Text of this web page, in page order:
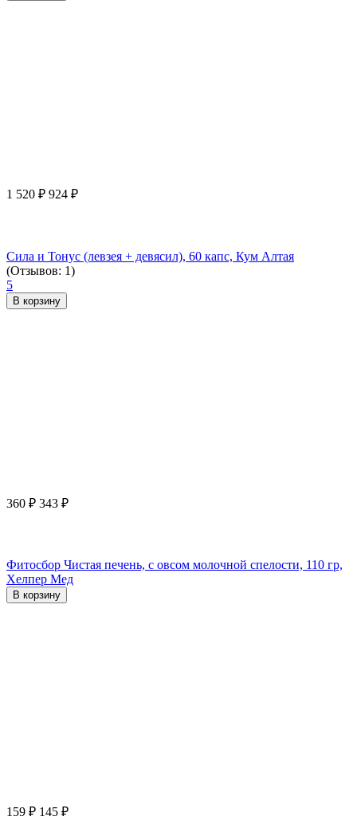
1 520 ₽ 924 ₽
Сила и Тонус (левзея + девясил), 60 капс, Кум Алтая
(Отзывов: 1)
5
В корзину
360 ₽ 343 ₽
Фитосбор Чистая печень, с овсом молочной спелости, 110 гр,
Хелпер Мед
В корзину
159 ₽ 145 ₽